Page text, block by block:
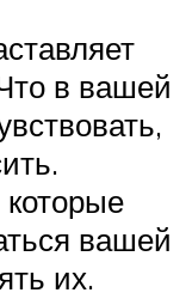
в вашей
вашей
их.